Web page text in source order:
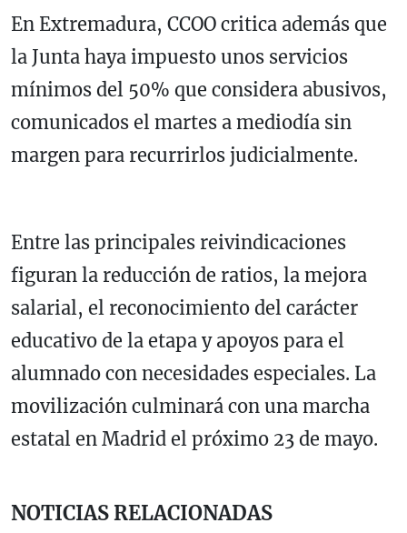
En Extremadura, CCOO critica además que
la Junta haya impuesto unos servicios
mínimos del 50% que considera abusivos,
comunicados el martes a mediodía sin
margen para recurrirlos judicialmente.
Entre las principales reivindicaciones
figuran la reducción de ratios, la mejora
salarial, el reconocimiento del carácter
educativo de la etapa y apoyos para el
alumnado con necesidades especiales. La
movilización culminará con una marcha
estatal en Madrid el próximo 23 de mayo.
NOTICIAS RELACIONADAS